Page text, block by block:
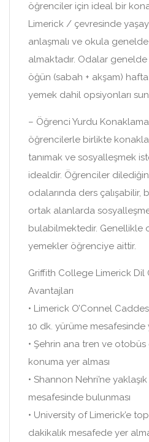
öğrenciler için ideal bir
Limerick / çevresinde
anlaşmalı ve okula
almaktadır. Odalar
öğün (sabah + akşam)
yemek dahil opsiyonları
– Öğrenci Yurdu
öğrencilerle birlikte
tanımak ve sosyalleşmek
idealdir. Öğrenciler
odalarında ders çalışabilir,
ortak alanlarda
bulabilmektedir. Genellikle
yemekler öğrenciye aittir.
Griffith College Limerick Dil
Avantajları
• Limerick O’Connel
10 dk. yürüme mesafesinde
• Şehrin ana tren ve otobüs
konuma yer alması
• Shannon Nehri’ne
mesafesinde bulunması
• University of Limerick’e
dakikalık mesafede yer